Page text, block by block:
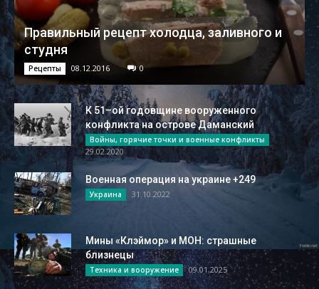
Правильный рецепт холодца, заливного и
студня
Рецепты 08.12.2016 0
К 51–ой годовщине вооруженного
конфликта на острове Даманский
Войны, горячие точки и военные конфликты
29.02.2020
Военная операция на украине +249
Украина 31.10.2022
Мины «Клэймор» и МОН: страшные
близнецы
Техника и вооружение 09.01.2025